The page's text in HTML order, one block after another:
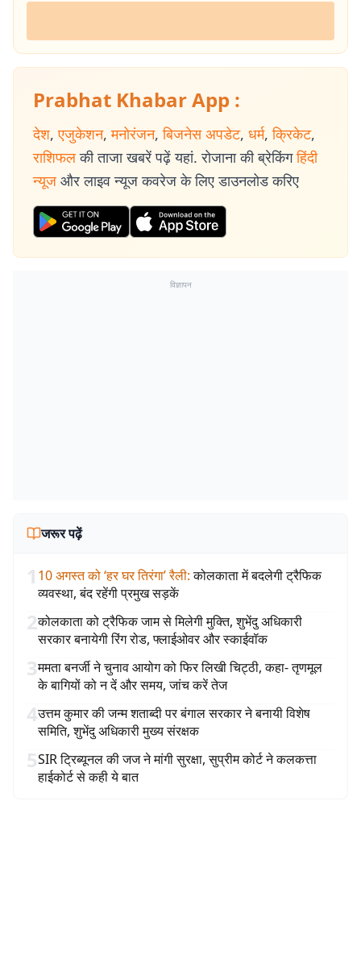
Prabhat Khabar App :
देश, एजुकेशन, मनोरंजन, बिजनेस अपडेट, धर्म, क्रिकेट,
राशिफल की ताजा खबरें पढ़ें यहां. रोजाना की ब्रेकिंग हिंदी
न्यूज और लाइव न्यूज कवरेज के लिए डाउनलोड करिए
विज्ञापन
जरूर पढ़ें
1 10 अगस्त को ‘हर घर तिरंगा’ रैली: कोलकाता में बदलेगी ट्रैफिक
व्यवस्था, बंद रहेंगी प्रमुख सड़कें
2कोलकाता को ट्रैफिक जाम से मिलेगी मुक्ति, शुभेंदु अधिकारी
सरकार बनायेगी रिंग रोड, फ्लाईओवर और स्काईवॉक
3ममता बनर्जी ने चुनाव आयोग को फिर लिखी चिट्ठी, कहा- तृणमूल
के बागियों को न दें और समय, जांच करें तेज
4उत्तम कुमार की जन्म शताब्दी पर बंगाल सरकार ने बनायी विशेष
समिति, शुभेंदु अधिकारी मुख्य संरक्षक
5SIR ट्रिब्यूनल की जज ने मांगी सुरक्षा, सुप्रीम कोर्ट ने कलकत्ता
हाईकोर्ट से कही ये बात